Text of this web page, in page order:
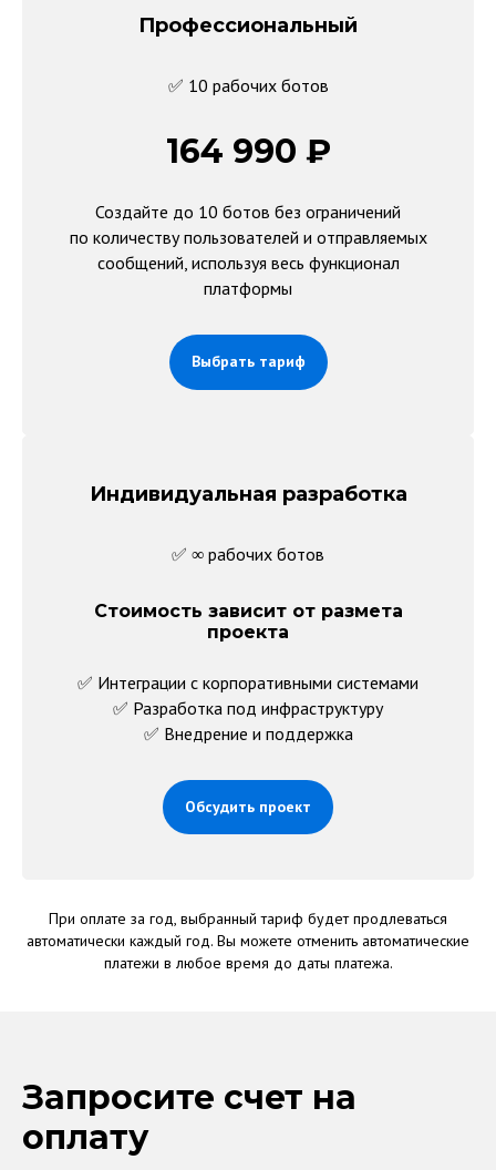
Профессиональный
✅ 10 рабочих ботов
164 990 ₽
Создайте до 10 ботов без ограничений
по количеству пользователей и отправляемых
сообщений, используя весь функционал
платформы
Выбрать тариф
Индивидуальная разработка
✅ ∞ рабочих ботов
Стоимость зависит от размета
проекта
✅ Интеграции с корпоративными системами
✅ Разработка под инфраструктуру
✅ Внедрение и поддержка
Обсудить проект
При оплате за год, выбранный тариф будет продлеваться
автоматически каждый год. Вы можете отменить автоматические
платежи в любое время до даты платежа.
Запросите счет на
оплату